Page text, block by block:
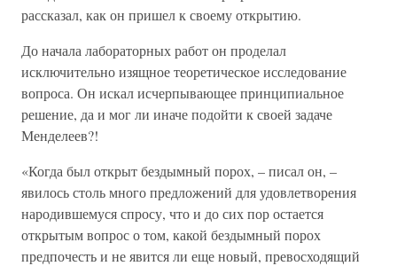
рассказал, как он пришел к своему открытию.
До начала лабораторных работ он проделал
исключительно изящное теоретическое исследование
вопроса. Он искал исчерпывающее принципиальное
решение, да и мог ли иначе подойти к своей задаче
Менделеев?!
«Когда был открыт бездымный порох, – писал он, –
явилось столь много предложений для удовлетворения
народившемуся спросу, что и до сих пор остается
открытым вопрос о том, какой бездымный порох
предпочесть и не явится ли еще новый, превосходящий